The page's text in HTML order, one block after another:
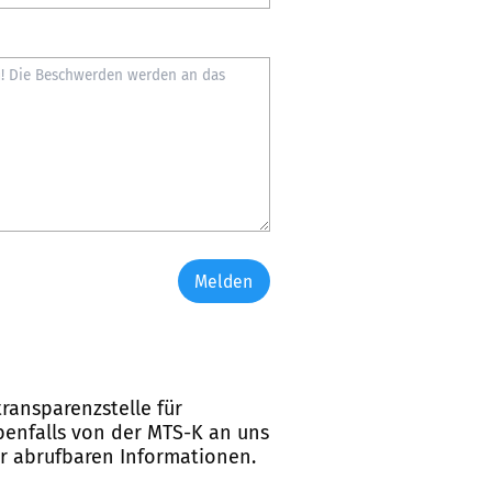
Melden
für
von der MTS-K an uns
abrufbaren Informationen.